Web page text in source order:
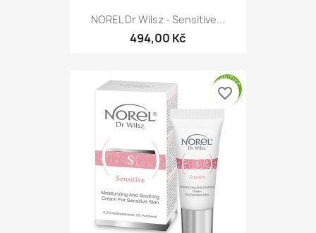
NOREL Dr Wilsz - Sensitive...
494,00 Kč
favorite_border